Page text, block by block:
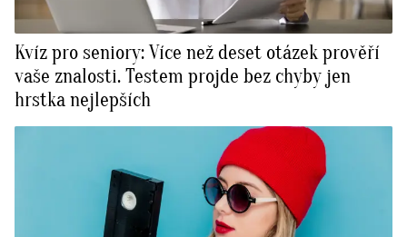
Kvíz pro seniory: Více než deset otázek prověří
vaše znalosti. Testem projde bez chyby jen
hrstka nejlepších